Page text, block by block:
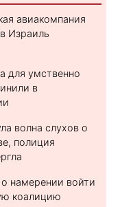
авиакомпания
Израиль
для умственно
в
волна слухов о
полиция
намерении войти
коалицию